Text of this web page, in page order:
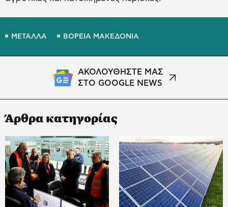
ΜΕΤΑΛΛΑ ΒΟΡΕΙΑ ΜΑΚΕΔΟΝΙΑ
ΑΚΟΛΟΥΘΗΣΤΕ ΜΑΣ
ΣΤΟ GOOGLE NEWS
Άρθρα κατηγορίας